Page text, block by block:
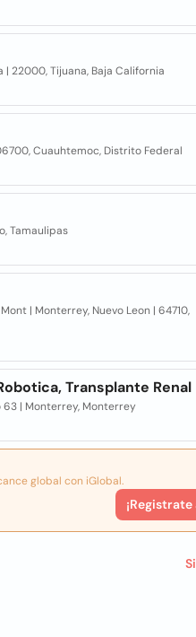
| 22000, Tijuana, Baja California
Cuauhtemoc, Distrito Federal
Tamaulipas
| Monterrey, Nuevo Leon | 64710,
Transplante Renal
| Monterrey, Monterrey
global con iGlobal.
¡Registrate